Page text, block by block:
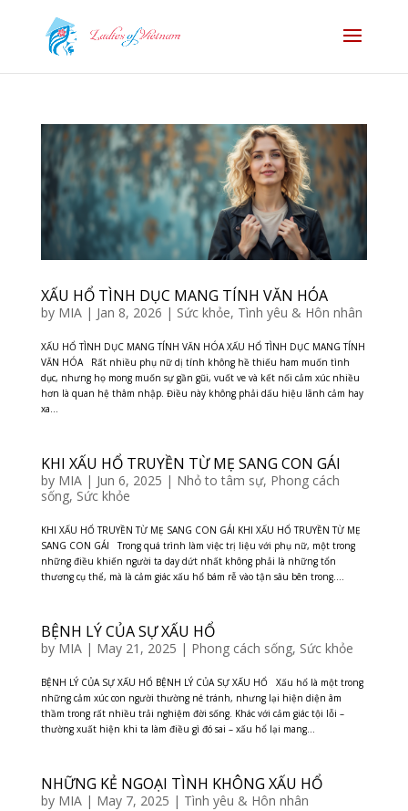
XẤU HỔ TÌNH DỤC MANG TÍNH VĂN HÓA
by MIA| Jan 8, 2026 | Sức khỏe, Tình yêu & Hôn nhân
XẤU HỔ TÌNH DỤC MANG TÍNH VĂN HÓA XẤU HỔ TÌNH DỤC MANG TÍNH
VĂN HÓA Rất nhiều phụ nữ dị tính không hề thiếu ham muốn tình
dục, nhưng họ mong muốn sự gần gũi, vuốt ve và kết nối cảm xúc nhiều
hơn là quan hệ thâm nhập. Điều này không phải dấu hiệu lãnh cảm hay
xa...
KHI XẤU HỔ TRUYỀN TỪ MẸ SANG CON GÁI
by MIA| Jun 6, 2025 | Nhỏ to tâm sự, Phong cách
sống, Sức khỏe
KHI XẤU HỔ TRUYỀN TỪ MẸ SANG CON GÁI KHI XẤU HỔ TRUYỀN TỪ MẸ
SANG CON GÁI Trong quá trình làm việc trị liệu với phụ nữ, một trong
những điều khiến người ta day dứt nhất không phải là những tổn
thương cụ thể, mà là cảm giác xấu hổ bám rễ vào tận sâu bên trong....
BỆNH LÝ CỦA SỰ XẤU HỔ
by MIA| May 21, 2025 | Phong cách sống, Sức khỏe
BỆNH LÝ CỦA SỰ XẤU HỔ BỆNH LÝ CỦA SỰ XẤU HỔ Xấu hổ là một trong
những cảm xúc con người thường né tránh, nhưng lại hiện diện âm
thầm trong rất nhiều trải nghiệm đời sống. Khác với cảm giác tội lỗi –
thường xuất hiện khi ta làm điều gì đó sai – xấu hổ lại mang...
NHỮNG KẺ NGOẠI TÌNH KHÔNG XẤU HỔ
by MIA| May 7, 2025 | Tình yêu & Hôn nhân